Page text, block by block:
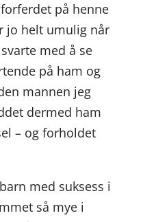
på henne
jo helt umulig når
med å se
på ham og
mannen jeg
dermed ham
– og forholdet
med suksess i
så mye i